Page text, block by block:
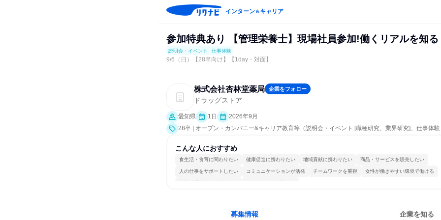
インターン＆キャリア
参加特典あり 【管理栄養士】現場社員参加!働くリアルを知る
説明会・イベント 仕事体験
9/6（日）【28卒向け】【1day・対面】
株式会社杏林堂薬局 企業をフォロー
ドラッグストア
愛知県 1日
2026年9月
28卒 | オープン・カンパニー&キャリア教育等（説明会・イベント [職種研究、業界研究]、仕事体
こんな人におすすめ
食生活・食育に関わりたい 健康促進に携わりたい 地域貢献に携わりたい 商品・サービスを販売したい
人の仕事をサポートしたい コミュニケーションが活発 チームワークを重視 女性が働きやすい環境で働ける
多様な職種の人と関われる 人とたくさん会話する
募集情報 企業を知る